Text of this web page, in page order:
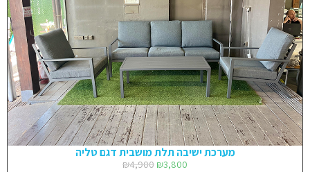
מערכת ישיבה תלת מושבית דגם טליה
₪4,900 ₪3,800